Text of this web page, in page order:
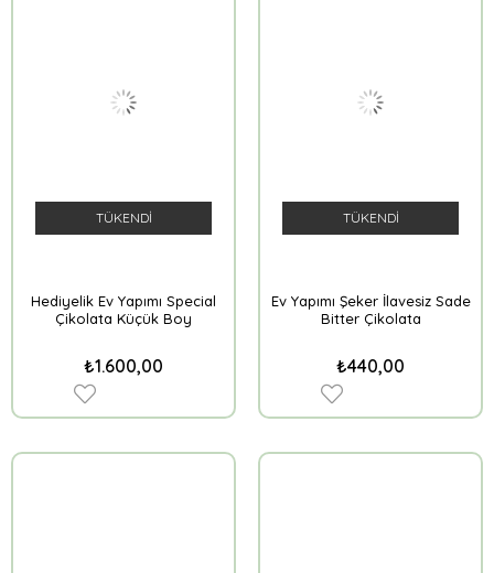
TÜKENDI
Hediyelik Ev Yapımı Special
Çikolata Küçük Boy
₺1.600,00
TÜKENDI
Ev Yapımı Şeker İlavesiz Sade
Bitter Çikolata
₺440,00